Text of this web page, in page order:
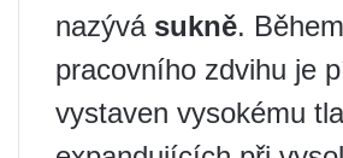
nazývá sukně. Během
pracovního zdvihu je
vystaven vysokému